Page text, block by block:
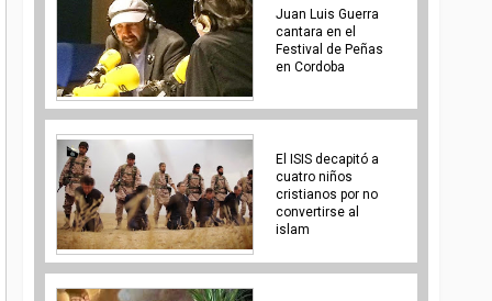
Juan Luis Guerra
cantara en el
Festival de Peñas
en Cordoba
El ISIS decapitó a
cuatro niños
cristianos por no
convertirse al
islam